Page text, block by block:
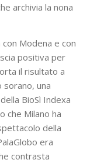
archivia la nona
Modena e con
positiva per
il risultato a
sorano, una
BioSì Indexa
che Milano ha
della
era
contrasta